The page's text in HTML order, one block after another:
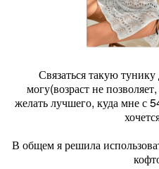
Связаться такую
могу(возраст не
желать лучшего, куда мне с
В общем я решила